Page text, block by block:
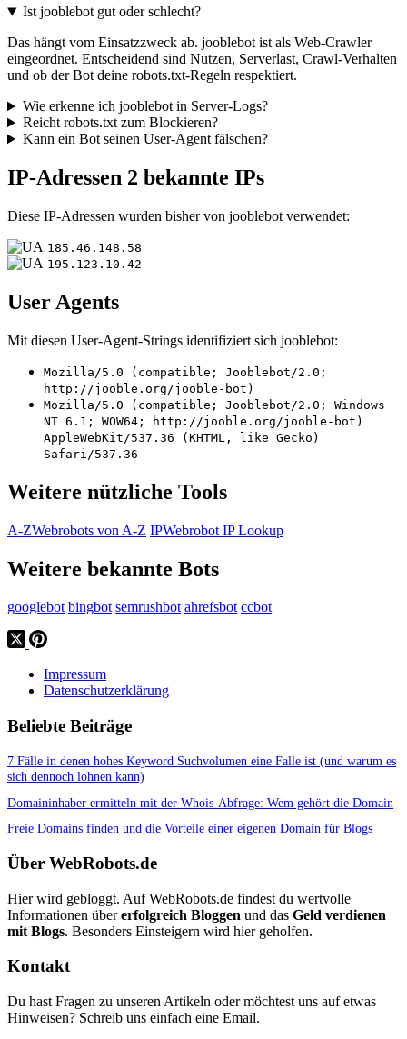
Ist jooblebot gut oder schlecht?
Das hängt vom Einsatzzweck ab. jooblebot ist als Web-Crawler
eingeordnet. Entscheidend sind Nutzen, Serverlast, Crawl-Verhalten
und ob der Bot deine robots.txt-Regeln respektiert.
Wie erkenne ich jooblebot in Server-Logs?
Reicht robots.txt zum Blockieren?
Kann ein Bot seinen User-Agent fälschen?
IP-Adressen 2 bekannte IPs
Diese IP-Adressen wurden bisher von jooblebot verwendet:
185.46.148.58
195.123.10.42
User Agents
Mit diesen User-Agent-Strings identifiziert sich jooblebot:
Mozilla/5.0 (compatible; Jooblebot/2.0;
http://jooble.org/jooble-bot)
Mozilla/5.0 (compatible; Jooblebot/2.0; Windows
NT 6.1; WOW64; http://jooble.org/jooble-bot)
AppleWebKit/537.36 (KHTML, like Gecko)
Safari/537.36
Weitere nützliche Tools
A-ZWebrobots von A-Z IPWebrobot IP Lookup
Weitere bekannte Bots
googlebot bingbot semrushbot ahrefsbot ccbot
Impressum
Datenschutzerklärung
Beliebte Beiträge
7 Fälle in denen hohes Keyword Suchvolumen eine Falle ist (und warum es
sich dennoch lohnen kann)
Domaininhaber ermitteln mit der Whois-Abfrage: Wem gehört die Domain
Freie Domains finden und die Vorteile einer eigenen Domain für Blogs
Über WebRobots.de
Hier wird gebloggt. Auf WebRobots.de findest du wertvolle
Informationen übererfolgreich Bloggen und das Geld verdienen
mit Blogs. Besonders Einsteigern wird hier geholfen.
Kontakt
Du hast Fragen zu unseren Artikeln oder möchtest uns auf etwas
Hinweisen? Schreib uns einfach eine Email.